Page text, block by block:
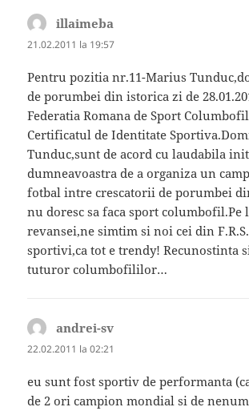
illaimeba
21.02.2011 la 19:57
Pentru pozitia nr.11-Marius
de porumbei din istorica zi de
Federatia Romana de Sport
Certificatul de Identitate
Tunduc,sunt de acord cu laudabila
dumneavoastra de a organiza un
fotbal intre crescatorii de porumbei
nu doresc sa faca sport columbofil.Pe
revansei,ne simtim si noi cei din
sportivi,ca tot e trendy! Recunostinta
tuturor columbofililor…
andrei-sv
22.02.2011 la 02:21
eu sunt fost sportiv de performanta
de 2 ori campion mondial si de